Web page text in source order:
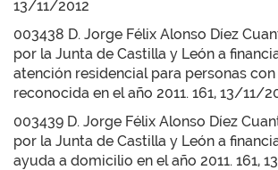
13/11/2012
003438 D. Jorge Félix Alonso Díez
por la Junta de Castilla y León a
atención residencial para personas
reconocida en el año 2011. 161, 13/11/
003439 D. Jorge Félix Alonso Díez
por la Junta de Castilla y León a
ayuda a domicilio en el año 2011. 161,